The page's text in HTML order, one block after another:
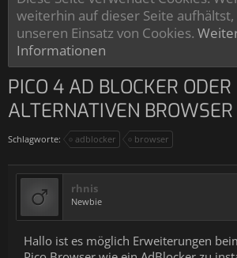
weiterhin auf dieser Seite
unseren Einsatz von Cookies.
Informationen
PICO 4 AD BLOCKER ODER
ALTERNATIVEN BROWSER
Schlagworte: adblocker browser
rhnis
Newbie
Hallo ist es möglich Erweiterungen